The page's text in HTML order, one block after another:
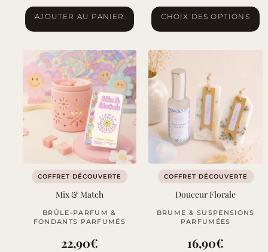
AJOUTER AU PANIER CHOIX DES OPTIONS
Ce
variations.
Les
options
peuvent
être
choisies
sur
la
page
du
COFFRET DÉCOUVERTE
Mix & Match
BRÛLE-PARFUM &
FONDANTS PARFUMÉS
22,90€
COFFRET DÉCOUVERTE
Douceur Florale
BRUME & SUSPENSIONS
PARFUMÉES
16,90€